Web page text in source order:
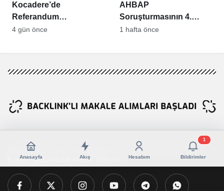
Kocadere’de
Referandum
Sonuçlandı: Sandıktan
4 gün önce
AHBAP
Soruşturmasının 4.
Dalgasında Yalova
1 hafta önce
Anasayfa Akış Hesabım Bildirimler
1
Copyright © 2026 , Tüm Hakları Yalova Güncel Haber Aittir !
Künye Sorumluluk Reddi